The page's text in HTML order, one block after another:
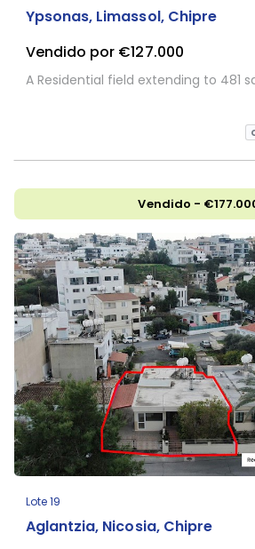
Ypsonas, Limassol, Chipre
Vendido por €127.000
A Residential field extending to 481
Vendido -
Lote 19
Aglantzia, Nicosia, Chipre